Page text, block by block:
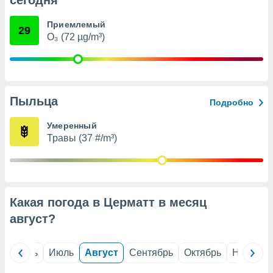
рекламы
сведения
29 Приемлемый
O₃ (72 µg/m³)
Пыльца Подробно
Умеренный
Травы (37 #/m³)
Какая погода в Церматт в месяц
август?
Июнь Июль Август Сентябрь Октябрь Ноябрь